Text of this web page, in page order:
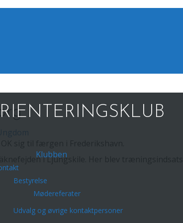
Klubben
Bestyrelse
Mødereferater
Udvalg og øvrige kontaktpersoner
i Ljungskile. Her blev